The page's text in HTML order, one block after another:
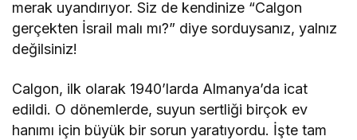
merak uyandırıyor. Siz de kendinize “Calgon
gerçekten İsrail malı mı?” diye sorduysanız, yalnız
değilsiniz!
Calgon, ilk olarak 1940’larda Almanya’da icat
edildi. O dönemlerde, suyun sertliği birçok ev
hanımı için büyük bir sorun yaratıyordu. İşte tam